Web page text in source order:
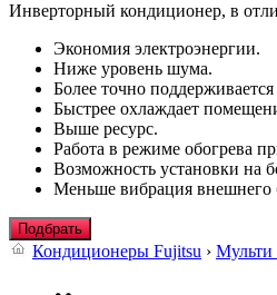
Инверторный кондиционер, в
Экономия электроэнергии.
Ниже уровень шума.
Более точно поддерживается
Быстрее охлаждает
Выше ресурс.
Работа в режиме обогрева
Возможность установки на
Меньше вибрация внешнего
Подбрать
Кондиционеры Fujitsu › Мульти